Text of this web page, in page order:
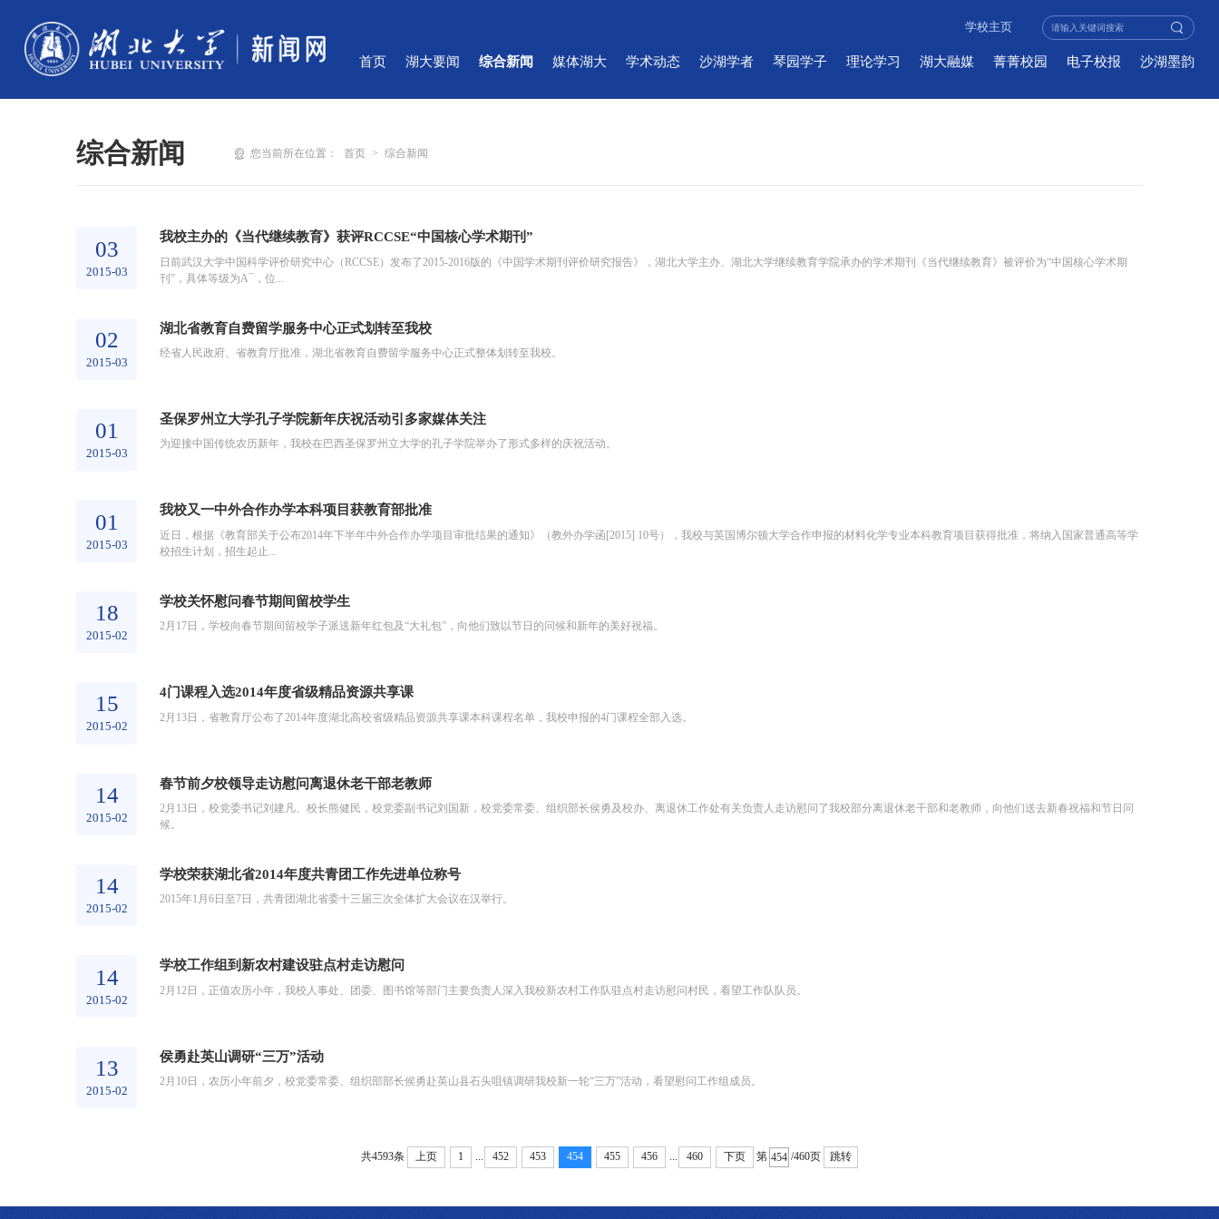
学校主页
首页 湖大要闻 综合新闻 媒体湖大 学术动态 沙湖学者 琴园学子 理论学习 湖大融媒 菁菁校园 电子校报 沙湖墨韵
综合新闻 您当前所在位置： 首页 > 综合新闻
03
2015-03
我校主办的《当代继续教育》获评RCCSE“中国核心学术期刊”
日前武汉大学中国科学评价研究中心（RCCSE）发布了2015-2016版的《中国学术期刊评价研究报告》，湖北大学主办、湖北大学继续教育学院承办的学术期刊《当代继续教育》被评价为“中国核心学术期
刊”，具体等级为A¯，位...
02
2015-03
湖北省教育自费留学服务中心正式划转至我校
经省人民政府、省教育厅批准，湖北省教育自费留学服务中心正式整体划转至我校。
01
2015-03
圣保罗州立大学孔子学院新年庆祝活动引多家媒体关注
为迎接中国传统农历新年，我校在巴西圣保罗州立大学的孔子学院举办了形式多样的庆祝活动。
01
2015-03
我校又一中外合作办学本科项目获教育部批准
近日，根据《教育部关于公布2014年下半年中外合作办学项目审批结果的通知》（教外办学函[2015] 10号），我校与英国博尔顿大学合作申报的材料化学专业本科教育项目获得批准，将纳入国家普通高等学
校招生计划，招生起止...
18
2015-02
学校关怀慰问春节期间留校学生
2月17日，学校向春节期间留校学子派送新年红包及“大礼包”，向他们致以节日的问候和新年的美好祝福。
15
2015-02
4门课程入选2014年度省级精品资源共享课
2月13日，省教育厅公布了2014年度湖北高校省级精品资源共享课本科课程名单，我校申报的4门课程全部入选。
14
2015-02
春节前夕校领导走访慰问离退休老干部老教师
2月13日，校党委书记刘建凡、校长熊健民，校党委副书记刘国新，校党委常委、组织部长侯勇及校办、离退休工作处有关负责人走访慰问了我校部分离退休老干部和老教师，向他们送去新春祝福和节日问
候。
14
2015-02
学校荣获湖北省2014年度共青团工作先进单位称号
2015年1月6日至7日，共青团湖北省委十三届三次全体扩大会议在汉举行。
14
2015-02
学校工作组到新农村建设驻点村走访慰问
2月12日，正值农历小年，我校人事处、团委、图书馆等部门主要负责人深入我校新农村工作队驻点村走访慰问村民，看望工作队队员。
13
2015-02
侯勇赴英山调研“三万”活动
2月10日，农历小年前夕，校党委常委、组织部部长侯勇赴英山县石头咀镇调研我校新一轮“三万”活动，看望慰问工作组成员。
共4593条 上页 1 ... 452 453 454 455 456 ... 460 下页 第 /460页 跳转